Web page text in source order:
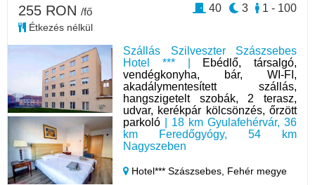
Szállás Szilveszter Szászsebes
Hotel *** |
Ebédlő, társalgó,
vendégkonyha, bár, WI-FI,
akadálymentesített szállás,
hangszigetelt szobák, 2 terasz,
udvar, kerékpár kölcsönzés, őrzött
parkoló | 18 km Gyulafehérvár, 36
km Feredőgyógy, 54 km
Nagyszeben
Hotel*** Szászsebes, Fehér megye
255 RON /fő
Étkezés nélkül
1 - 100
3
40